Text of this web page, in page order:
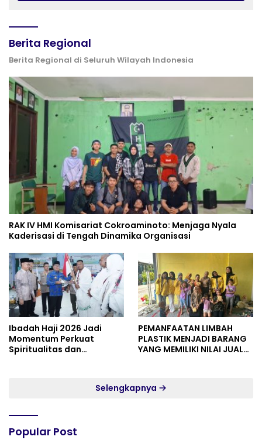
Berita Regional
Berita Regional di Seluruh Wilayah Indonesia
RAK IV HMI Komisariat Cokroaminoto: Menjaga Nyala
Kaderisasi di Tengah Dinamika Organisasi
Ibadah Haji 2026 Jadi
Momentum Perkuat
Spiritualitas dan
PEMANFAATAN LIMBAH
PLASTIK MENJADI BARANG
YANG MEMILIKI NILAI JUAL
Selengkapnya
Popular Post